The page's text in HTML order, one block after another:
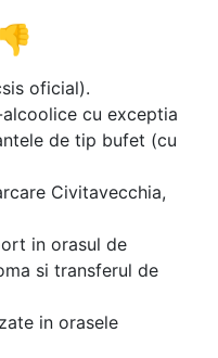
👎
oficial).
cu exceptia
de tip bufet (cu
Civitavecchia,
in orasul de
si transferul de
in orasele